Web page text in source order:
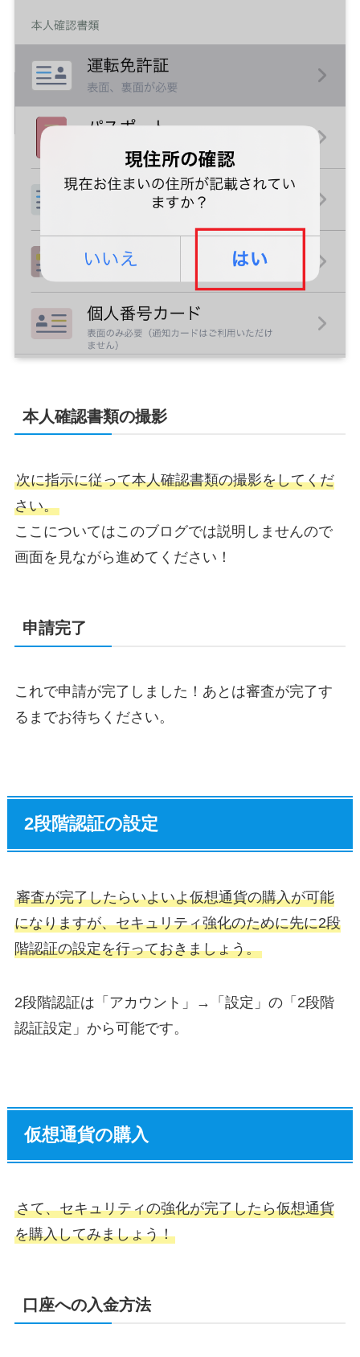
本人確認書類の撮影
次に指示に従って本人確認書類の撮影をしてくだ
さい。
ここについてはこのブログでは説明しませんので
画面を見ながら進めてください！
申請完了
これで申請が完了しました！あとは審査が完了す
るまでお待ちください。
2段階認証の設定
審査が完了したらいよいよ仮想通貨の購入が可能
になりますが、セキュリティ強化のために先に2段
階認証の設定を行っておきましょう。
2段階認証は「アカウント」→「設定」の「2段階
認証設定」から可能です。
仮想通貨の購入
さて、セキュリティの強化が完了したら仮想通貨
を購入してみましょう！
口座への入金方法